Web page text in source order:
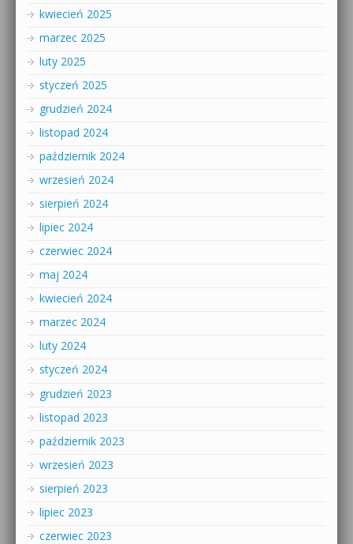
kwiecień 2025
marzec 2025
luty 2025
styczeń 2025
grudzień 2024
listopad 2024
październik 2024
wrzesień 2024
sierpień 2024
lipiec 2024
czerwiec 2024
maj 2024
kwiecień 2024
marzec 2024
luty 2024
styczeń 2024
grudzień 2023
listopad 2023
październik 2023
wrzesień 2023
sierpień 2023
lipiec 2023
czerwiec 2023